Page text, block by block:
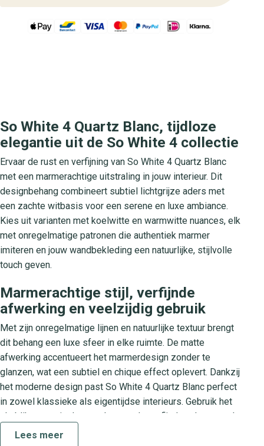
So White 4 Quartz Blanc, tijdloze
elegantie uit de So White 4 collectie
Ervaar de rust en verfijning van So White 4 Quartz Blanc
met een marmerachtige uitstraling in jouw interieur. Dit
designbehang combineert subtiel lichtgrijze aders met
een zachte witbasis voor een serene en luxe ambiance.
Kies uit varianten met koelwitte en warmwitte nuances, elk
met onregelmatige patronen die authentiek marmer
imiteren en jouw wandbekleding een natuurlijke, stijlvolle
touch geven.
Marmerachtige stijl, verfijnde
afwerking en veelzijdig gebruik
Met zijn onregelmatige lijnen en natuurlijke textuur brengt
dit behang een luxe sfeer in elke ruimte. De matte
afwerking accentueert het marmerdesign zonder te
glanzen, wat een subtiel en chique effect oplevert. Dankzij
het moderne design past So White 4 Quartz Blanc perfect
in zowel klassieke als eigentijdse interieurs. Gebruik het
als blikvanger in de woonkamer, als verfijnde achtergrond
in de slaapkamer of als stijlvolle wandbekleding in je
Lees meer